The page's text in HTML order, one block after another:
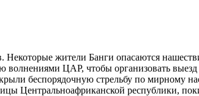
жители Банги опасаются
ЦАР, чтобы организовать выезд
беспорядочную стрельбу по мирному
Центральноафриканской республики,